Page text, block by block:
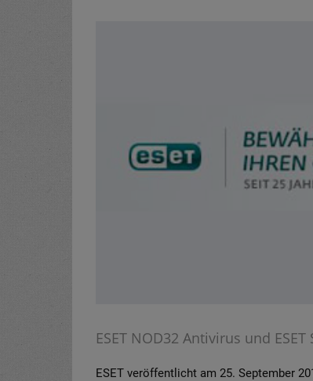
ESET NOD32 Antivirus und
ESET veröffentlicht am 25. September